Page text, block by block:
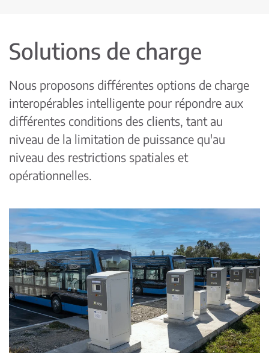
Solutions de charge
Nous proposons différentes options de charge
interopérables intelligente pour répondre aux
différentes conditions des clients, tant au
niveau de la limitation de puissance qu'au
niveau des restrictions spatiales et
opérationnelles.